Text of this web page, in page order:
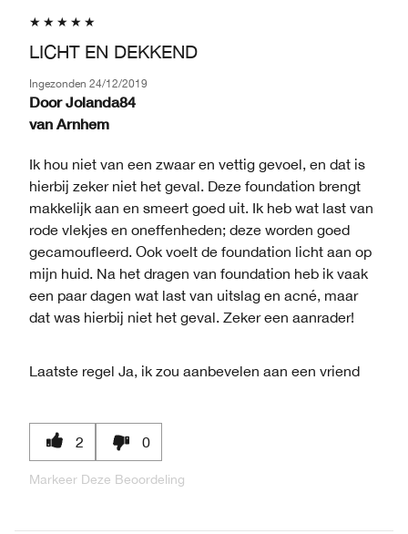
LICHT EN DEKKEND
Ingezonden 24/12/2019
Door Jolanda84
van Arnhem
Ik hou niet van een zwaar en vettig gevoel, en dat is
hierbij zeker niet het geval. Deze foundation brengt
makkelijk aan en smeert goed uit. Ik heb wat last van
rode vlekjes en oneffenheden; deze worden goed
gecamoufleerd. Ook voelt de foundation licht aan op
mijn huid. Na het dragen van foundation heb ik vaak
een paar dagen wat last van uitslag en acné, maar
dat was hierbij niet het geval. Zeker een aanrader!
Laatste regel Ja, ik zou aanbevelen aan een vriend
2 0
Markeer Deze Beoordeling